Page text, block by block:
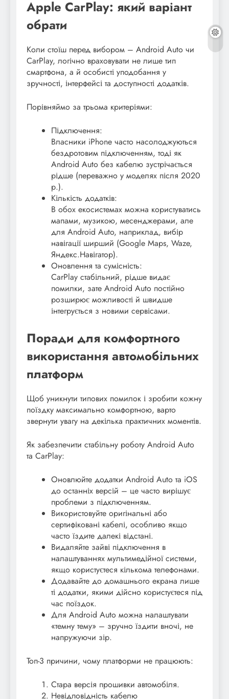
Apple CarPlay: який варіант
обрати
Коли стоїш перед вибором – Android Auto чи
CarPlay, логічно враховувати не лише тип
смартфона, а й особисті уподобання у
зручності, інтерфейсі та доступності додатків.
Порівняймо за трьома критеріями:
Підключення:
Власники iPhone часто насолоджуються
бездротовим підключенням, тоді як
Android Auto без кабелю зустрічається
рідше (переважно у моделях після 2020
р.).
Кількість додатків:
В обох екосистемах можна користуватись
мапами, музикою, месенджерами, але
для Android Auto, наприклад, вибір
навігації ширший (Google Maps, Waze,
Яндекс.Навігатор).
Оновлення та сумісність:
CarPlay стабільний, рідше видає
помилки, зате Android Auto постійно
розширює можливості й швидше
інтегрується з новими сервісами.
Поради для комфортного
використання автомобільних
платформ
Щоб уникнути типових помилок і зробити кожну
поїздку максимально комфортною, варто
звернути увагу на декілька практичних моментів.
Як забезпечити стабільну роботу Android Auto
та CarPlay:
Оновлюйте додатки Android Auto та iOS
до останніх версій – це часто вирішує
проблеми з підключенням.
Використовуйте оригінальні або
сертифіковані кабелі, особливо якщо
часто їздите далекі відстані.
Видаляйте зайві підключення в
налаштуваннях мультимедійної системи,
якщо користуєтеся кількома телефонами.
Додавайте до домашнього екрана лише
ті додатки, якими дійсно користуєтеся під
час поїздок.
Для Android Auto можна налаштувати
«темну тему» – зручно їздити вночі, не
напружуючи зір.
Топ-3 причини, чому платформи не працюють:
Стара версія прошивки автомобіля.
Невідповідність кабелю